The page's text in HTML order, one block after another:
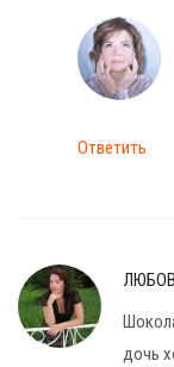
Ответить
дочь